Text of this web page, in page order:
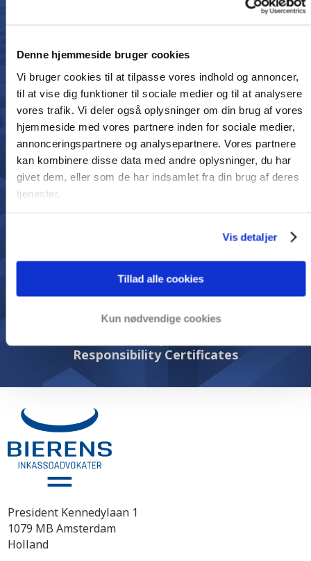
Denne hjemmeside bruger cookies
Vi bruger cookies til at tilpasse vores indhold og annoncer,
til at vise dig funktioner til sociale medier og til at analysere
vores trafik. Vi deler også oplysninger om din brug af vores
hjemmeside med vores partnere inden for sociale medier,
annonceringspartnere og analysepartnere. Vores partnere
kan kombinere disse data med andre oplysninger, du har
givet dem, eller som de har indsamlet fra din brug af deres
tjenester.
Vis detaljer
Tillad alle cookies
Kun nødvendige cookies
8,9
1199 Kundeanmeldelser
Vores kunder give os høje anmeldelser for vores
Responsibility Certificates
President Kennedylaan 1
1079 MB Amsterdam
Holland